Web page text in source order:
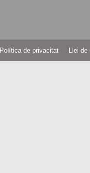
Política de privacitat Llei de